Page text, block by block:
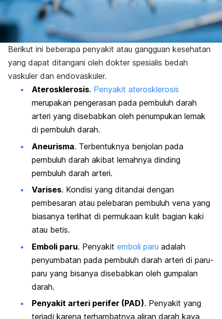
Berikut ini beberapa penyakit atau gangguan kesehatan
yang dapat ditangani oleh dokter spesialis bedah
vaskuler dan endovaskuler.
Aterosklerosis. Penyakit aterosklerosis
merupakan pengerasan pada pembuluh darah
arteri yang disebabkan oleh penumpukan lemak
di pembuluh darah.
Aneurisma. Terbentuknya benjolan pada
pembuluh darah akibat lemahnya dinding
pembuluh darah arteri.
Varises. Kondisi yang ditandai dengan
pembesaran atau pelebaran pembuluh vena yang
biasanya terlihat di permukaan kulit bagian kaki
atau betis.
Emboli paru. Penyakit emboli paru adalah
penyumbatan pada pembuluh darah arteri di paru-
paru yang bisanya disebabkan oleh gumpalan
darah.
Penyakit arteri perifer (PAD). Penyakit yang
terjadi karena terhambatnya aliran darah kaya